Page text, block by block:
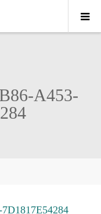
A453-